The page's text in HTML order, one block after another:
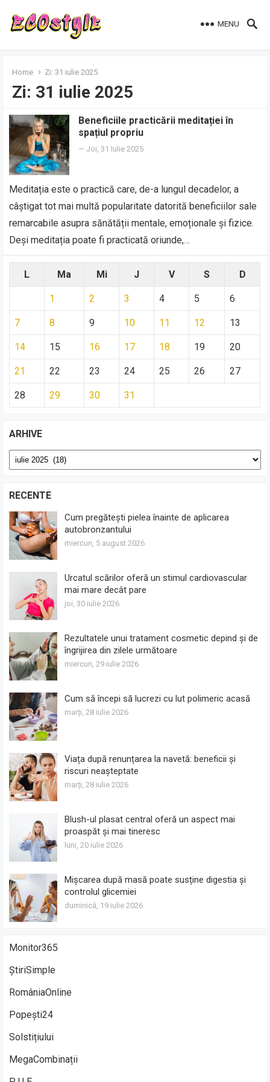
MENU
Home Zi:31 iulie 2025
Zi: 31 iulie 2025
Beneficiile practicării meditației în
spațiul propriu
—Joi, 31 Iulie 2025
Meditația este o practică care, de-a lungul decadelor, a
câștigat tot mai multă popularitate datorită beneficiilor sale
remarcabile asupra sănătății mentale, emoționale și fizice.
Deși meditația poate fi practicată oriunde,…
L Ma Mi J V S D
1 2 3 4 5 6
7 8 9 10 11 12 13
14 15 16 17 18 19 20
21 22 23 24 25 26 27
28 29 30 31
ARHIVE
Arhive
RECENTE
Cum pregătești pielea înainte de aplicarea
autobronzantului
miercuri, 5 august 2026
Urcatul scărilor oferă un stimul cardiovascular
mai mare decât pare
joi, 30 iulie 2026
Rezultatele unui tratament cosmetic depind și de
îngrijirea din zilele următoare
miercuri, 29 iulie 2026
Cum să începi să lucrezi cu lut polimeric acasă
marți, 28 iulie 2026
Viața după renunțarea la navetă: beneficii și
riscuri neașteptate
marți, 28 iulie 2026
Blush-ul plasat central oferă un aspect mai
proaspăt și mai tineresc
luni, 20 iulie 2026
Mișcarea după masă poate susține digestia și
controlul glicemiei
duminică, 19 iulie 2026
Monitor365
ȘtiriSimple
RomâniaOnline
Popești24
Solstițiului
MegaCombinații